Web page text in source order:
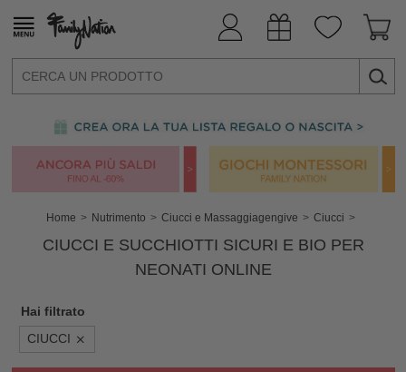
Home Nutrimento Ciucci e Massaggiagengive Ciucci
CIUCCI E SUCCHIOTTI SICURI E BIO PER
NEONATI ONLINE
Hai filtrato
CIUCCI